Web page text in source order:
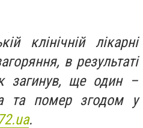
клінічній лікарні
в результаті
загинув, ще один –
та помер згодом у
.